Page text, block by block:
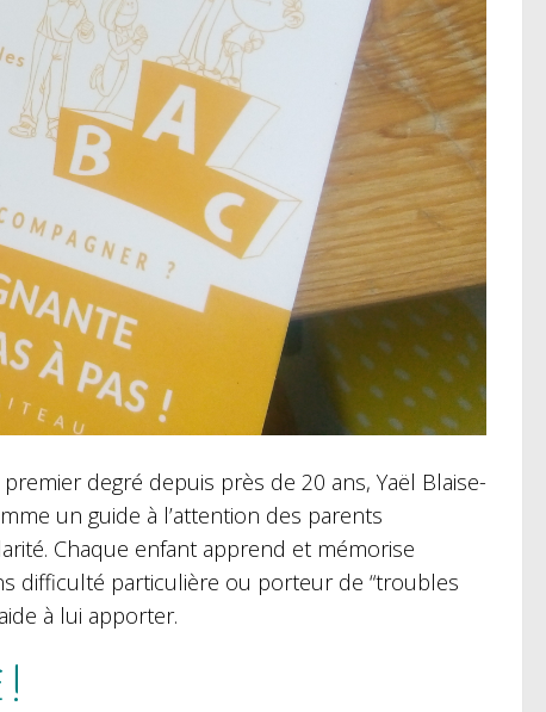
degré depuis près de 20 ans, Yaël Blaise-
un guide à l’attention des parents
Chaque enfant apprend et mémorise
difficulté particulière ou porteur de “troubles
à lui apporter.
!